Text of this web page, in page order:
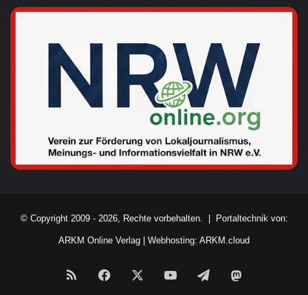
© Copyright 2009 - 2026, Rechte vorbehalten. | Portaltechnik von:
ARKM Online Verlag Webhosting: ARKM.cloud
RSS Facebook YouTubeTelegram